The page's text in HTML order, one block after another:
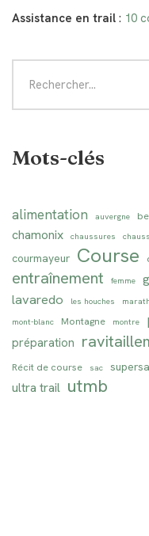
Assistance en trail : 10
Mots-clés
alimentation auvergne
chamonix chaussures
courmayeur Course
entraînement femme
lavaredo les houches
mont-blanc
Montagne montre
préparation
Récit de course sac
ultra trail utmb